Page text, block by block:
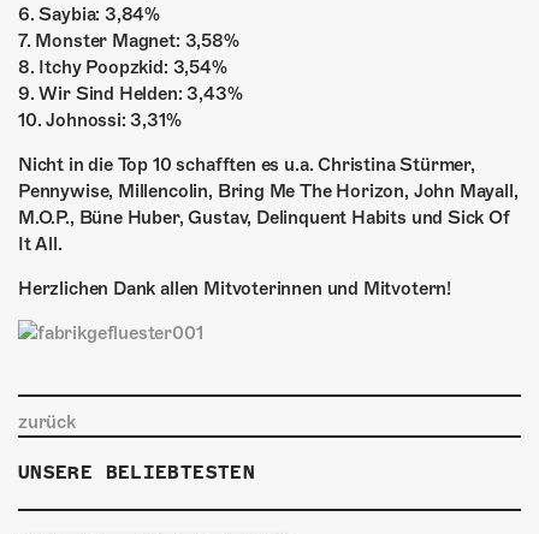
6. Saybia: 3,84%
7. Monster Magnet: 3,58%
8. Itchy Poopzkid: 3,54%
9. Wir Sind Helden: 3,43%
10. Johnossi: 3,31%
Nicht in die Top 10 schafften es u.a. Christina Stürmer,
Pennywise, Millencolin, Bring Me The Horizon, John Mayall,
M.O.P., Büne Huber, Gustav, Delinquent Habits und Sick Of
It All.
Herzlichen Dank allen Mitvoterinnen und Mitvotern!
zurück
UNSERE BELIEBTESTEN